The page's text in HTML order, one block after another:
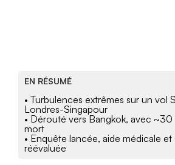
EN RÉSUMÉ
• Turbulences extrêmes sur un vol
Londres-Singapour
• Dérouté vers Bangkok, avec ~30
mort
• Enquête lancée, aide médicale et
réévaluée